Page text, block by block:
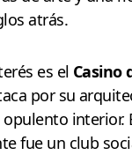
atrás.
es el Casino
por su
interior.
fue un club